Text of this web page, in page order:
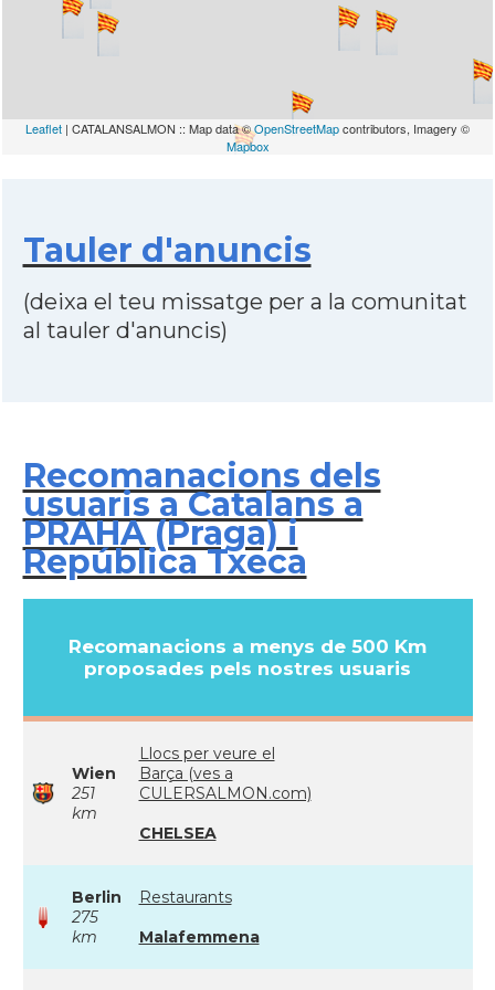
Leaflet | CATALANSALMON :: Map data ©OpenStreetMapcontributors, Imagery ©
Mapbox
Tauler d'anuncis
(deixa el teu missatge per a la comunitat
al tauler d'anuncis)
Recomanacions dels
usuaris a Catalans a
PRAHA (Praga) i
República Txeca
Recomanacions a menys de 500 Km
proposades pels nostres usuaris
Wien
251
km
Llocs per veure el
Barça (ves a
CULERSALMON.com)
CHELSEA
Berlin
275
km
Restaurants
Malafemmena